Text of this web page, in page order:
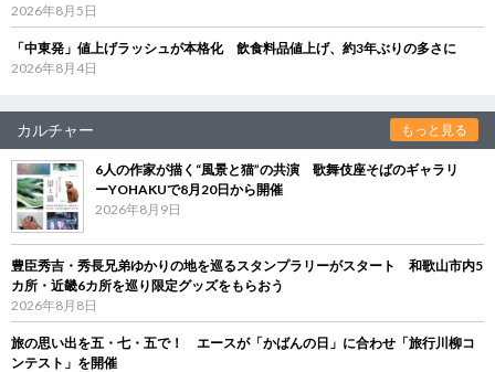
2026年8月5日
「中東発」値上げラッシュが本格化 飲食料品値上げ、約3年ぶりの多さに
2026年8月4日
カルチャー もっと見る
6人の作家が描く“風景と猫”の共演 歌舞伎座そばのギャラリ
ーYOHAKUで8月20日から開催
2026年8月9日
豊臣秀吉・秀長兄弟ゆかりの地を巡るスタンプラリーがスタート 和歌山市内5
カ所・近畿6カ所を巡り限定グッズをもらおう
2026年8月8日
旅の思い出を五・七・五で！ エースが「かばんの日」に合わせ「旅行川柳コ
ンテスト」を開催